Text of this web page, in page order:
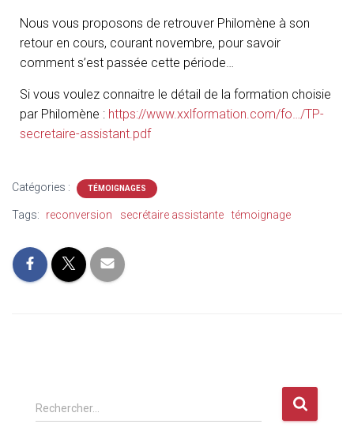
Nous vous proposons de retrouver Philomène à son
retour en cours, courant novembre, pour savoir
comment s’est passée cette période…
Si vous voulez connaitre le détail de la formation choisie
par Philomène : https://www.xxlformation.com/fo…/TP-
secretaire-assistant.pdf
Catégories : TÉMOIGNAGES
Tags: reconversion secrétaire assistante témoignage
Rechercher…